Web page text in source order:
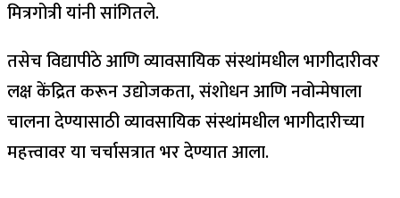
मित्रगोत्री यांनी सांगितले.
तसेच विद्यापीठे आणि व्यावसायिक संस्थांमधील भागीदारीवर
लक्ष केंद्रित करून उद्योजकता, संशोधन आणि नवोन्मेषाला
चालना देण्यासाठी व्यावसायिक संस्थांमधील भागीदारीच्या
महत्त्वावर या चर्चासत्रात भर देण्यात आला.